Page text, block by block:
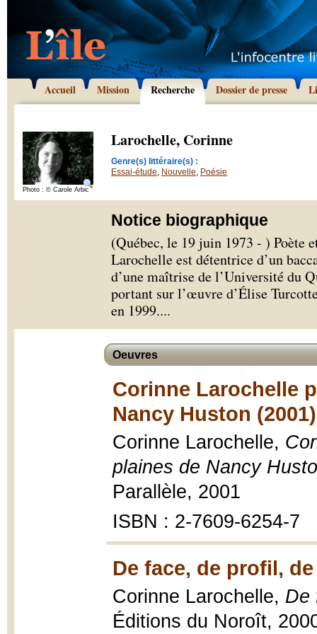
Accueil Mission Recherche Dossier de presse
Photo : © Carole Arbic
Larochelle, Corinne
Genre(s) littéraire(s) :
Essai-étude, Nouvelle, Poésie
Notice biographique
(Québec, le 19 juin 1973 - ) Poète
Larochelle est détentrice d’un
d’une maîtrise de l’Université du
portant sur l’œuvre d’Élise
en 1999....
Oeuvres
Corinne Larochelle
Nancy Huston (2001)
Corinne Larochelle,
plaines de Nancy
Parallèle, 2001
ISBN : 2-7609-6254-7
De face, de profil,
Corinne Larochelle, De
Éditions du Noroît,